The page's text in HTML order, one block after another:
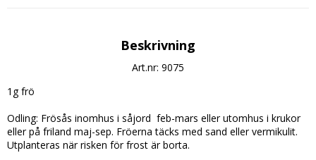
Beskrivning
Art.nr: 9075
1g frö
Odling: Frösås inomhus i såjord  feb-mars eller utomhus i krukor
eller på friland maj-sep. Fröerna täcks med sand eller vermikulit.
Utplanteras när risken för frost är borta.